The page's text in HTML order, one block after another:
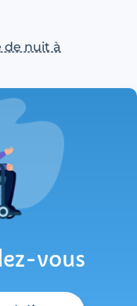
de nuit à
vous